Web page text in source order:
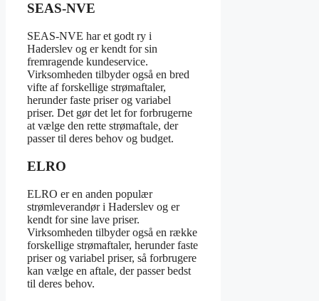
SEAS-NVE
SEAS-NVE har et godt ry i
Haderslev og er kendt for sin
fremragende kundeservice.
Virksomheden tilbyder også en bred
vifte af forskellige strømaftaler,
herunder faste priser og variabel
priser. Det gør det let for forbrugerne
at vælge den rette strømaftale, der
passer til deres behov og budget.
ELRO
ELRO er en anden populær
strømleverandør i Haderslev og er
kendt for sine lave priser.
Virksomheden tilbyder også en række
forskellige strømaftaler, herunder faste
priser og variabel priser, så forbrugere
kan vælge en aftale, der passer bedst
til deres behov.